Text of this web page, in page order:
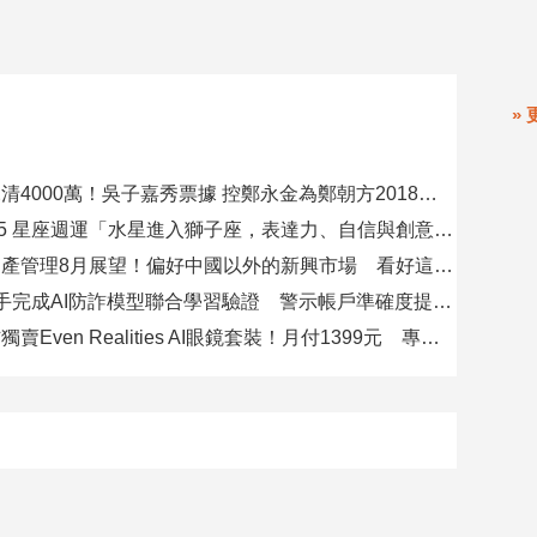
»
要再選先說清4000萬！吳子嘉秀票據 控鄭永金為鄭朝方2018選縣長籌錢至今未還
08/09-08/15 星座週運「水星進入獅子座，表達力、自信與創意提升」
瑞士百達資產管理8月展望！偏好中國以外的新興市場 看好這些產業
8大銀行攜手完成AI防詐模型聯合學習驗證 警示帳戶準確度提升2倍
台灣大電信獨賣Even Realities AI眼鏡套裝！月付1399元 專案價3990